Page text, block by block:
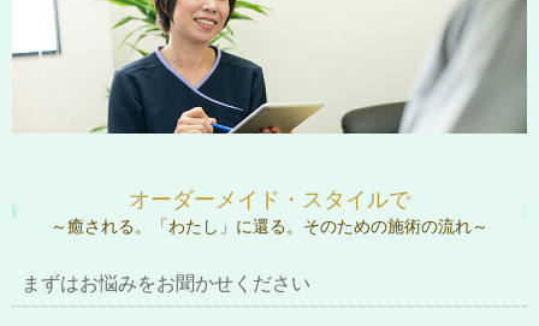
オーダーメイド・スタイルで
～癒される。「わたし」に還る。そのための施術の流れ～
まずはお悩みをお聞かせください